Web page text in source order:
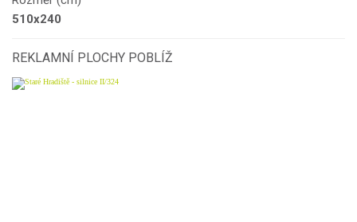
510x240
REKLAMNÍ PLOCHY POBLÍŽ